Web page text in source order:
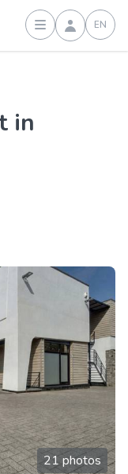
Sign inEN
21 photos